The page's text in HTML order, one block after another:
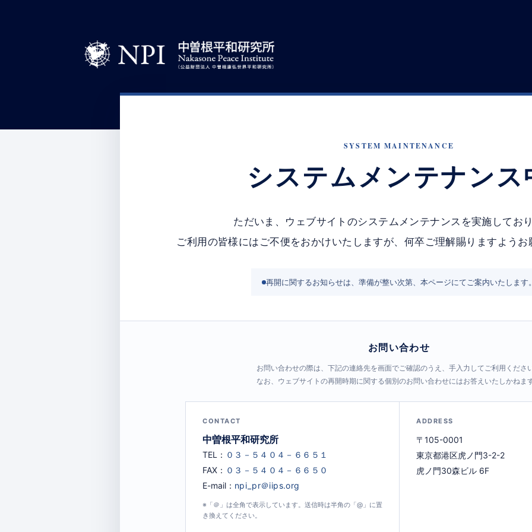
SYSTEM MAINTENANCE
システムメンテナンス
ただいま、ウェブサイトのシステムメンテナンスを実施しており
ご利用の皆様にはご不便をおかけいたしますが、何卒ご理解賜りますようお
再開に関するお知らせは、準備が整い次第、本ページにてご案内いたします。
お問い合わせ
お問い合わせの際は、下記の連絡先を画面でご確認のうえ、手入力してご利用ください
なお、ウェブサイトの再開時期に関する個別のお問い合わせにはお答えいたしかねます
CONTACT
中曽根平和研究所
TEL：
FAX：
E-mail：
※「＠」は全角で表示しています。送信時は半角の「@」に置
き換えてください。
ADDRESS
〒105-0001
東京都港区虎ノ門3-2-2
虎ノ門30森ビル 6F